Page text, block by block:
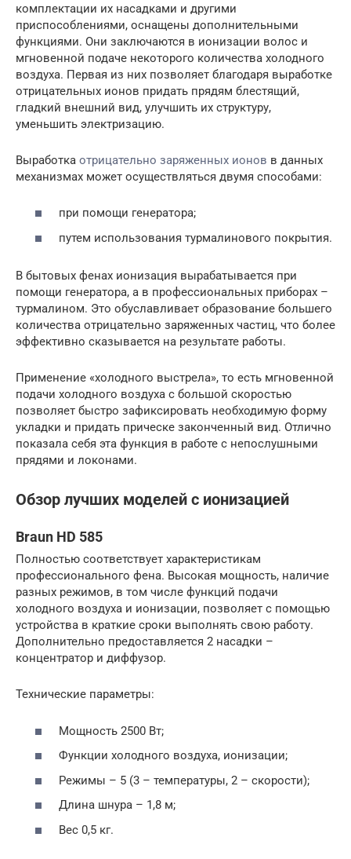
комплектации их насадками и другими
приспособлениями, оснащены дополнительными
функциями. Они заключаются в ионизации волос и
мгновенной подаче некоторого количества холодного
воздуха. Первая из них позволяет благодаря выработке
отрицательных ионов придать прядям блестящий,
гладкий внешний вид, улучшить их структуру,
уменьшить электризацию.
Выработка отрицательно заряженных ионов в данных
механизмах может осуществляться двумя способами:
при помощи генератора;
путем использования турмалинового покрытия.
В бытовых фенах ионизация вырабатывается при
помощи генератора, а в профессиональных приборах –
турмалином. Это обуславливает образование большего
количества отрицательно заряженных частиц, что более
эффективно сказывается на результате работы.
Применение «холодного выстрела», то есть мгновенной
подачи холодного воздуха с большой скоростью
позволяет быстро зафиксировать необходимую форму
укладки и придать прическе законченный вид. Отлично
показала себя эта функция в работе с непослушными
прядями и локонами.
Обзор лучших моделей с ионизацией
Braun HD 585
Полностью соответствует характеристикам
профессионального фена. Высокая мощность, наличие
разных режимов, в том числе функций подачи
холодного воздуха и ионизации, позволяет с помощью
устройства в краткие сроки выполнять свою работу.
Дополнительно предоставляется 2 насадки –
концентратор и диффузор.
Технические параметры:
Мощность 2500 Вт;
Функции холодного воздуха, ионизации;
Режимы – 5 (3 – температуры, 2 – скорости);
Длина шнура – 1,8 м;
Вес 0,5 кг.